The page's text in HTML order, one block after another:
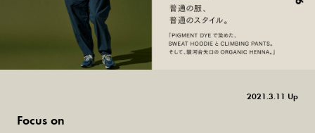
2021.3.11 Up
Focus on